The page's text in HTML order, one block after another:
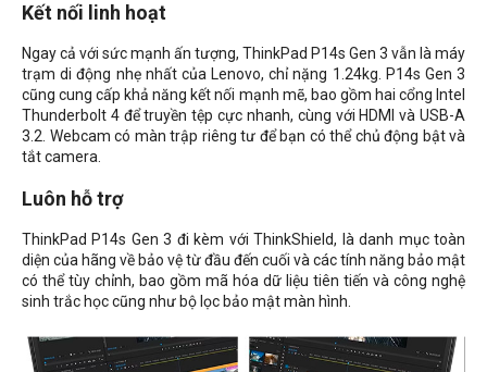
Kết nối linh hoạt
Ngay cả với sức mạnh ấn tượng, ThinkPad P14s Gen 3 vẫn là máy
trạm di động nhẹ nhất của Lenovo, chỉ nặng 1.24kg. P14s Gen 3
cũng cung cấp khả năng kết nối mạnh mẽ, bao gồm hai cổng Intel
Thunderbolt 4 để truyền tệp cực nhanh, cùng với HDMI và USB-A
3.2. Webcam có màn trập riêng tư để bạn có thể chủ động bật và
tắt camera.
Luôn hỗ trợ
ThinkPad P14s Gen 3 đi kèm với ThinkShield, là danh mục toàn
diện của hãng về bảo vệ từ đầu đến cuối và các tính năng bảo mật
có thể tùy chỉnh, bao gồm mã hóa dữ liệu tiên tiến và công nghệ
sinh trắc học cũng như bộ lọc bảo mật màn hình.